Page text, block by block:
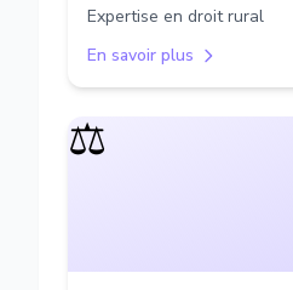
Expertise en droit rural
En savoir plus
⚖️